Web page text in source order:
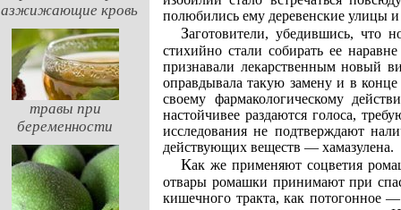
кровь
травы при
беременности
полюбились ему деревенские улицы
Заготовители, убедившись, что новая ромашка имеет одинаковый с аптечной запах,
стихийно стали собирать ее
признавали лекарственным новый
оправдывала такую замену и в
своему фармакологическому
настойчивее раздаются голоса,
исследования не подтверждают
действующих веществ — хамазулена.
Как же применяют соцветия ромашки аптечной и безъязычковой в медицине? Внутрь
отвары ромашки принимают при
кишечного тракта, как потогонное